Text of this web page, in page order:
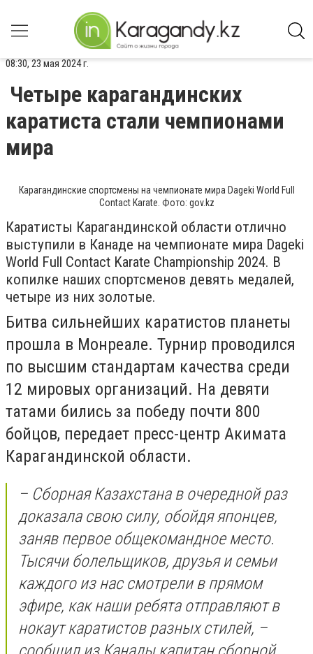
08:30, 23 мая 2024 г.
Четыре карагандинских
каратиста стали чемпионами
мира
Карагандинские спортсмены на чемпионате мира Dageki World Full
Contact Karate. Фото: gov.kz
Каратисты Карагандинской области отлично
выступили в Канаде на чемпионате мира Dageki
World Full Contact Karate Championship 2024. В
копилке наших спортсменов девять медалей,
четыре из них золотые.
Битва сильнейших каратистов планеты
прошла в Монреале. Турнир проводился
по высшим стандартам качества среди
12 мировых организаций. На девяти
татами бились за победу почти 800
бойцов, передает пресс-центр Акимата
Карагандинской области.
– Сборная Казахстана в очередной раз
доказала свою силу, обойдя японцев,
заняв первое общекомандное место.
Тысячи болельщиков, друзья и семьи
каждого из нас смотрели в прямом
эфире, как наши ребята отправляют в
нокаут каратистов разных стилей, –